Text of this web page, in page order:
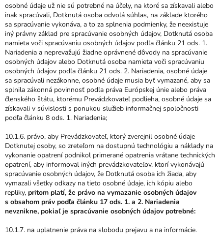
osobné údaje už nie sú potrebné na účely, na ktoré sa získavali alebo
inak spracúvali, Dotknutá osoba odvolá súhlas, na základe ktorého
sa spracúvanie vykonáva, a to za splnenia podmienky, že neexistuje
iný právny základ pre spracúvanie osobných údajov, Dotknutá osoba
namieta voči spracúvaniu osobných údajov podľa článku 21 ods. 1.
Nariadenia a neprevažujú žiadne oprávnené dôvody na spracúvanie
osobných údajov alebo Dotknutá osoba namieta voči spracúvaniu
osobných údajov podľa článku 21 ods. 2. Nariadenia, osobné údaje
sa spracúvali nezákonne, osobné údaje musia byť vymazané, aby sa
splnila zákonná povinnosť podľa práva Európskej únie alebo práva
členského štátu, ktorému Prevádzkovateľ podlieha, osobné údaje sa
získavali v súvislosti s ponukou služieb informačnej spoločnosti
podľa článku 8 ods. 1. Nariadenia;
10.1.6. právo, aby Prevádzkovateľ, ktorý zverejnil osobné údaje
Dotknutej osoby, so zreteľom na dostupnú technológiu a náklady na
vykonanie opatrení podnikol primerané opatrenia vrátane technických
opatrení, aby informoval iných prevádzkovateľov, ktorí vykonávajú
spracúvanie osobných údajov, že Dotknutá osoba ich žiada, aby
vymazali všetky odkazy na tieto osobné údaje, ich kópiu alebo
repliky, pritom platí, že právo na vymazanie osobných údajov
s obsahom práv podľa článku 17 ods. 1. a 2. Nariadenia
nevznikne, pokiaľ je spracúvanie osobných údajov potrebné:
10.1.7. na uplatnenie práva na slobodu prejavu a na informácie.